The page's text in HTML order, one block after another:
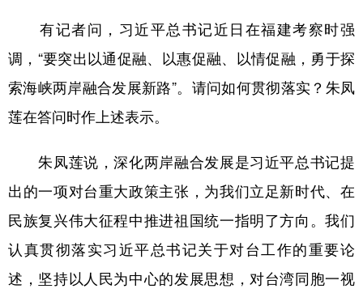
多语种频道
English Español Français عربى
有记者问，习近平总书记近日在福建考察时强
调，“要突出以通促融、以惠促融、以情促融，勇于探
索海峡两岸融合发展新路”。请问如何贯彻落实？朱凤
莲在答问时作上述表示。
朱凤莲说，深化两岸融合发展是习近平总书记提
出的一项对台重大政策主张，为我们立足新时代、在
民族复兴伟大征程中推进祖国统一指明了方向。我们
认真贯彻落实习近平总书记关于对台工作的重要论
述，坚持以人民为中心的发展思想，对台湾同胞一视